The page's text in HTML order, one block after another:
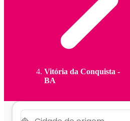
Vitória da Conquista -
BA